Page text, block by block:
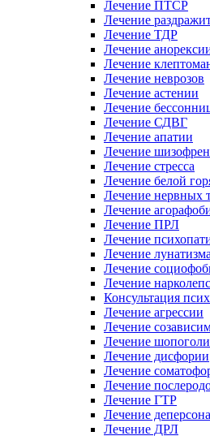
Лечение ПТСР
Лечение
Лечение ТДР
Лечение
Лечение
Лечение неврозов
Лечение астении
Лечение
Лечение СДВГ
Лечение апатии
Лечение
Лечение стресса
Лечение белой
Лечение нервных
Лечение
Лечение ПРЛ
Лечение
Лечение лунатизма
Лечение
Лечение
Консультация
Лечение агрессии
Лечение
Лечение
Лечение дисфории
Лечение
Лечение
Лечение ГТР
Лечение
Лечение ДРЛ